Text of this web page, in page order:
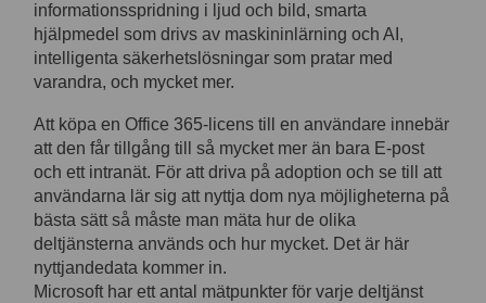
informationsspridning i ljud och bild, smarta
hjälpmedel som drivs av maskininlärning och AI,
intelligenta säkerhetslösningar som pratar med
varandra, och mycket mer.
Att köpa en Office 365-licens till en användare innebär
att den får tillgång till så mycket mer än bara E-post
och ett intranät. För att driva på adoption och se till att
användarna lär sig att nyttja dom nya möjligheterna på
bästa sätt så måste man mäta hur de olika
deltjänsterna används och hur mycket. Det är här
nyttjandedata kommer in.
Microsoft har ett antal mätpunkter för varje deltjänst